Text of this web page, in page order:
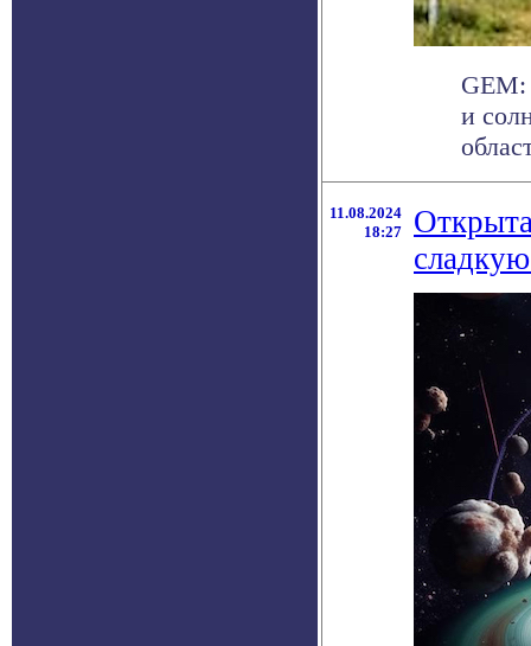
GEM:
и
11.08.2024
18:27